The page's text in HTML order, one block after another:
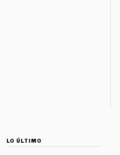
LO ÚLTIMO